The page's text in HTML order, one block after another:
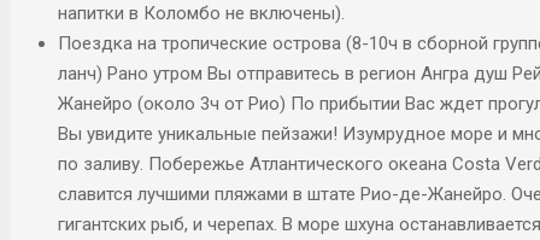
напитки в Коломбо не включены).
Поездка на тропические острова (8-10ч в сборной
ланч) Рано утром Вы отправитесь в регион Ангра душ
Жанейро (около 3ч от Рио) По прибытии Вас ждет
Вы увидите уникальные пейзажи! Изумрудное море и
по заливу. Побережье Атлантического океана Cоsta
славится лучшими пляжами в штате Рио-де-Жанейро.
гигантских рыб, и черепах. В море шхуна